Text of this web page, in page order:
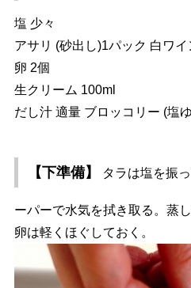
塩 少々
アサリ (砂出し)1パック 白ワ
卵 2個
生クリーム 100ml
だし汁 適量 ブロッコリー (塩
【下準備】 タラは塩を振
ーパーで水気を拭き取る。蒸
卵は軽くほぐしておく。